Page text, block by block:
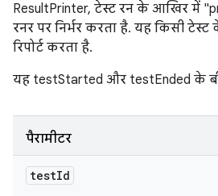
ResultPrinter, टेस्ट रन के आखिर में
रनर पर निर्भर करता है. यह किसी
रिपोर्ट करता है.
यह testStarted और testEnded के
पैरामीटर
testId